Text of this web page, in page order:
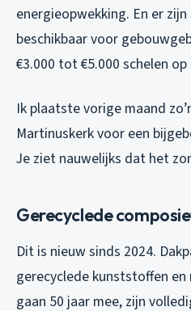
energieopwekking. En er zijn
beschikbaar voor
€3.000 tot €5.000 schelen
Ik plaatste vorige maand
Martinuskerk voor een
Je ziet nauwelijks dat het
Gerecyclede
Dit is nieuw sinds 2024.
gerecyclede kunststoffen
gaan 50 jaar mee, zijn